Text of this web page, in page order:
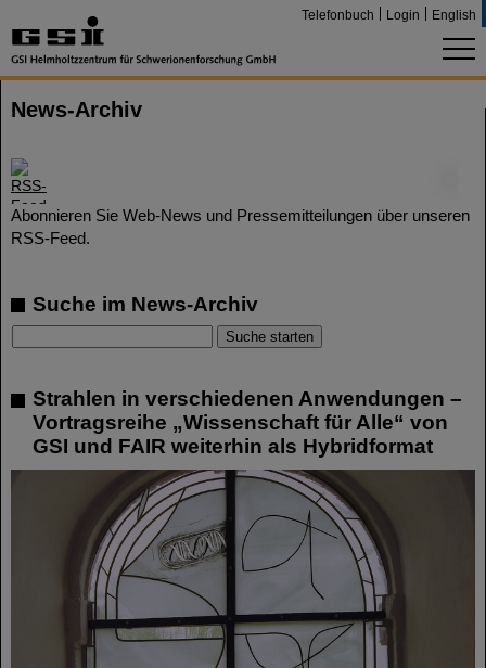
Telefonbuch Login English
News-Archiv
Abonnieren Sie Web-News und Pressemitteilungen über unseren
RSS-Feed.
Suche im News-Archiv
Strahlen in verschiedenen Anwendungen –
Vortragsreihe „Wissenschaft für Alle“ von
GSI und FAIR weiterhin als Hybridformat